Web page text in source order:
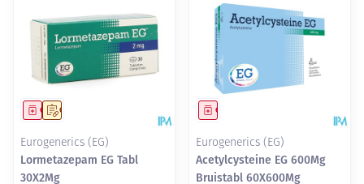
Op voorschrift
Geneesmiddel
Eurogenerics (EG)
Lormetazepam EG Tabl
30X2Mg
Geneesmiddel
Eurogenerics (EG)
Acetylcysteine EG 600Mg
Bruistabl 60X600Mg